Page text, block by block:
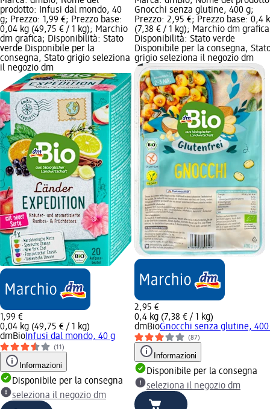
prodotto: Infusi dal mondo, 40
g; Prezzo: 1,99 €; Prezzo base:
0,04 kg (49,75 € / 1 kg); Marchio
dm grafica; Disponibilità: Stato
verde Disponibile per la
consegna, Stato grigio seleziona
il negozio dm
1,99 €
0,04 kg (49,75 € / 1 kg)
dmBio Infusi dal mondo, 40 g
(11)
Informazioni
Disponibile per la consegna
seleziona il negozio dm
Gnocchi senza glutine, 400 g;
Prezzo: 2,95 €; Prezzo base: 0,4
(7,38 € / 1 kg); Marchio dm
Disponibilità: Stato verde
Disponibile per la consegna,
grigio seleziona il negozio dm
2,95 €
0,4 kg (7,38 € / 1 kg)
dmBioGnocchi senza glutine,
(87)
Informazioni
Disponibile per la consegna
seleziona il negozio dm